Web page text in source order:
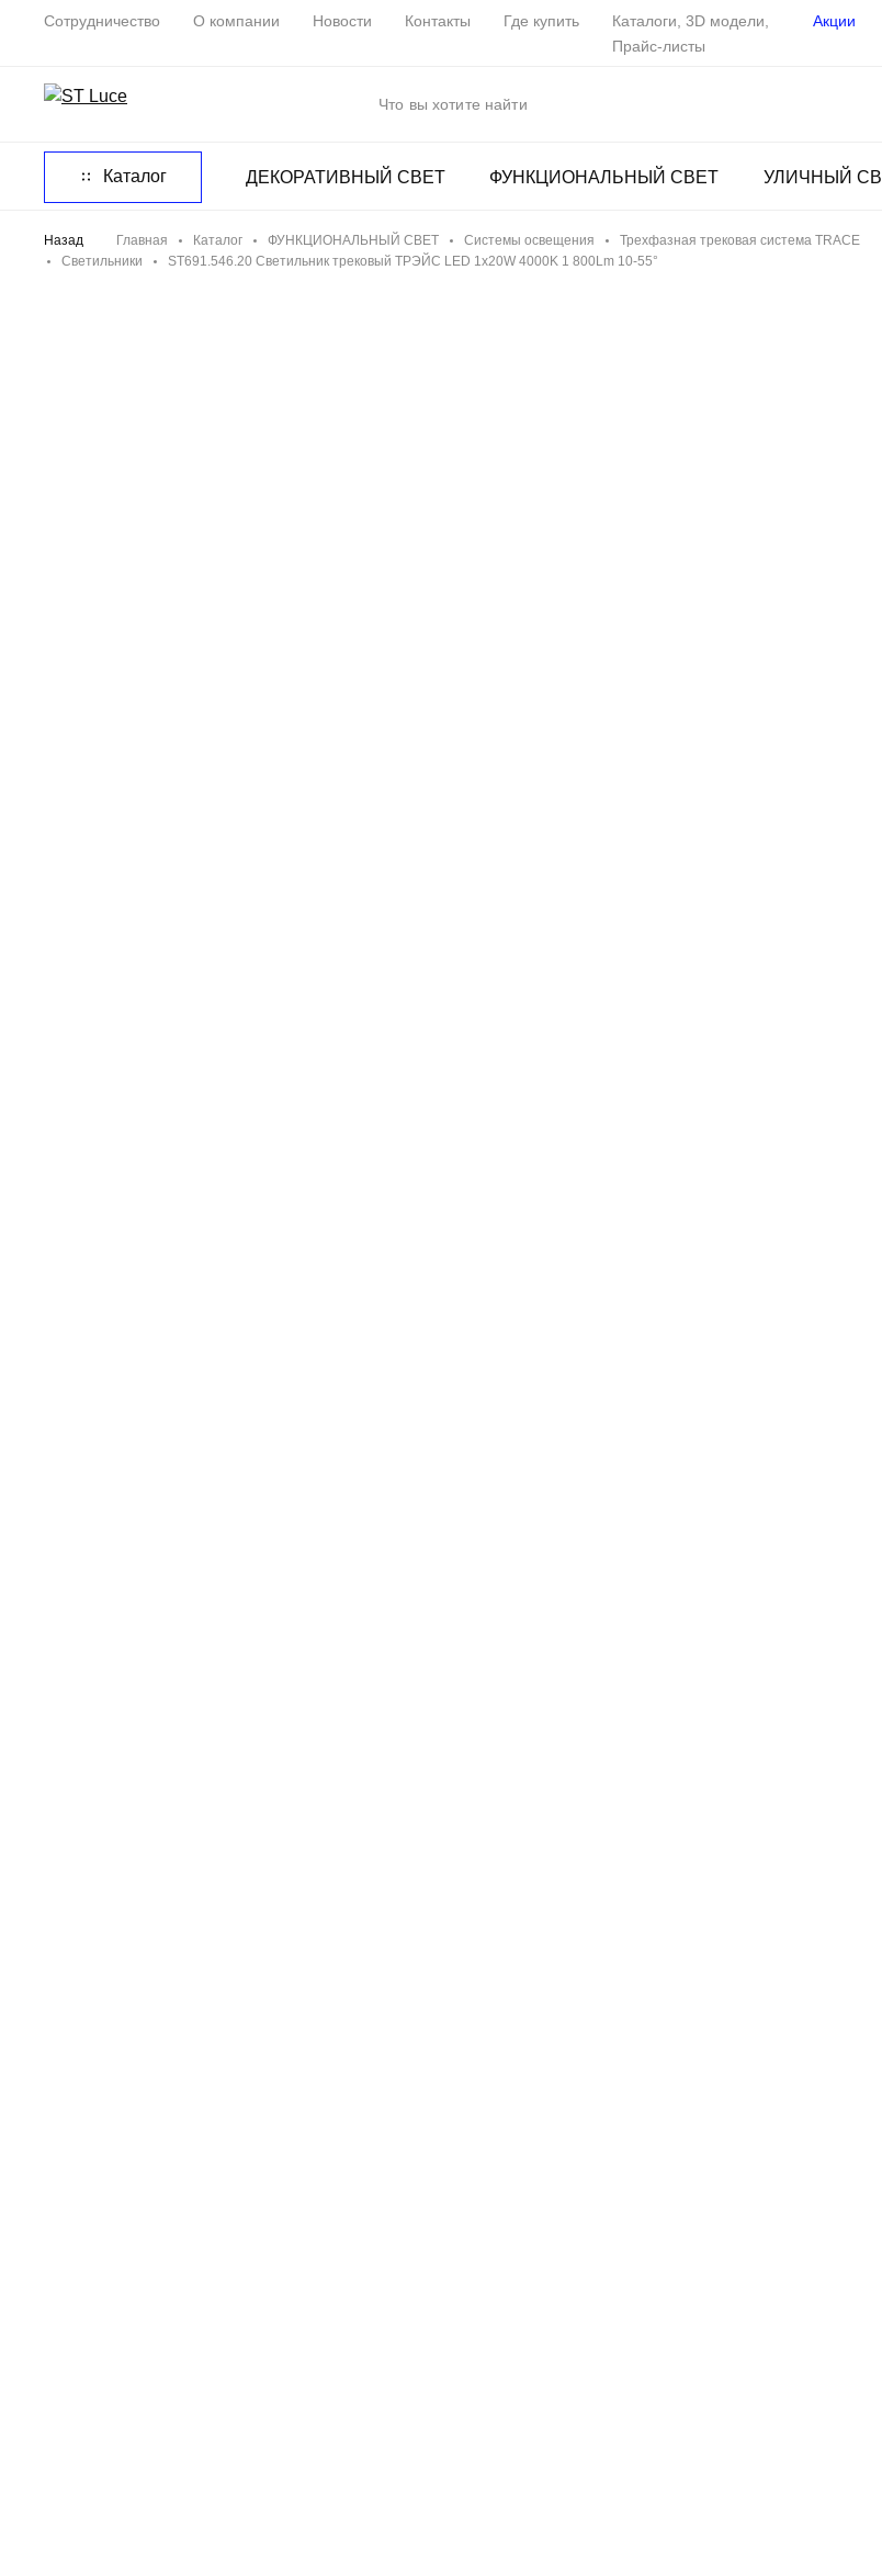
Сотрудничество О компании Новости Контакты Где купить
Каталоги, 3D модели,
Прайс-листы
Акции
Каталог ДЕКОРАТИВНЫЙ СВЕТ ФУНКЦИОНАЛЬНЫЙ СВЕТ УЛИЧНЫЙ
Назад Главная Каталог ФУНКЦИОНАЛЬНЫЙ СВЕТ Системы освещения
Трехфазная трековая система TRACE
Светильники
ST691.546.20 Светильник трековый ТРЭЙС LED 1x20W 4000K 1 800Lm 10-55°